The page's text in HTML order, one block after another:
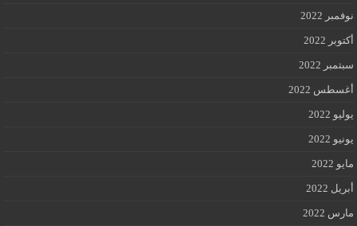
نوفمبر 2022
أكتوبر 2022
سبتمبر 2022
أغسطس 2022
يوليو 2022
يونيو 2022
مايو 2022
أبريل 2022
مارس 2022